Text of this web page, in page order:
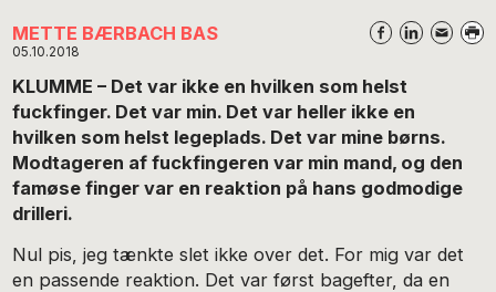
METTE BÆRBACH BAS
05.10.2018
KLUMME – Det var ikke en hvilken som helst
fuckfinger. Det var min. Det var heller ikke en
hvilken som helst legeplads. Det var mine børns.
Modtageren af fuckfingeren var min mand, og den
famøse finger var en reaktion på hans godmodige
drilleri.
Nul pis, jeg tænkte slet ikke over det. For mig var det
en passende reaktion. Det var først bagefter, da en